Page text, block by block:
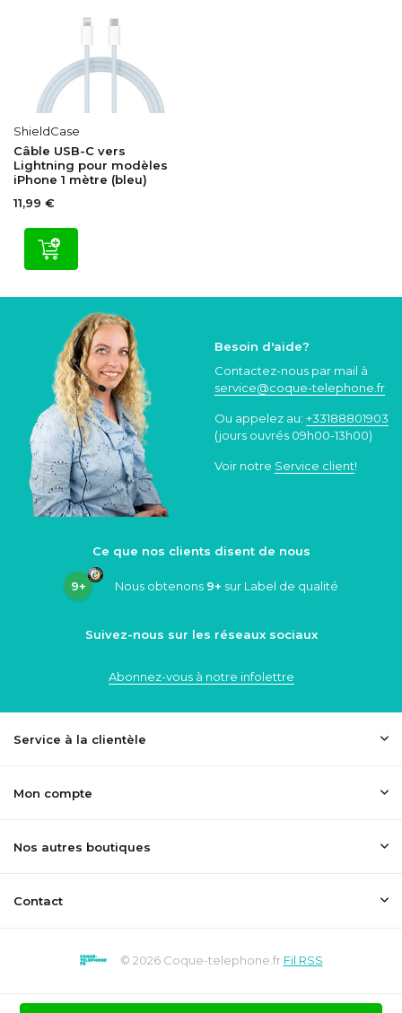
ShieldCase
Câble USB-C vers
Lightning pour modèles
iPhone 1 mètre (bleu)
11,99 €
Besoin d'aide?
Contactez-nous par mail à
service@coque-telephone.fr
Ou appelez au: +33188801903
(jours ouvrés 09h00-13h00)
Voir notre Service client!
Ce que nos clients disent de nous
9+ Nous obtenons 9+ sur Label de qualité
Suivez-nous sur les réseaux sociaux
Abonnez-vous à notre infolettre
Service à la clientèle
Mon compte
Nos autres boutiques
Contact
© 2026 Coque-telephone.fr Fil RSS